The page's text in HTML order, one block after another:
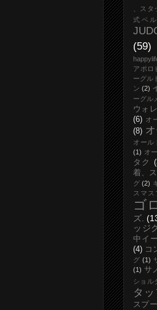
、ス
式ベル
(59)
アポロ
ーグル
ン (2)
ーグル
ウォ
(6) オ
(8)
オール
(1) オ
タク
着、
グ (2)
スマス
ゴ
ズ.
ッジ
中イ
(4) コ
グ (1)
(1) サ
ショル
タ
スプ